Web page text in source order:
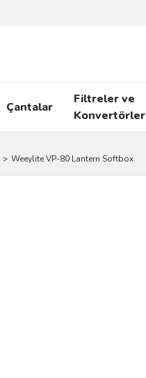
Çantalar
Filtreler ve
Konvertörler
Weeylite VP-80 Lantern Softbox